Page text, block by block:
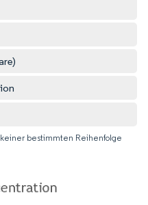
keiner bestimmten Reihenfolge